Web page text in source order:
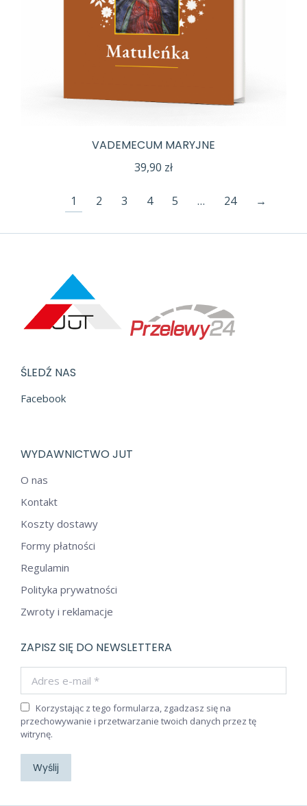
VADEMECUM MARYJNE
39,90 zł
1 2 3 4 5 … 24 →
ŚLEDŹ NAS
Facebook
WYDAWNICTWO JUT
O nas
Kontakt
Koszty dostawy
Formy płatności
Regulamin
Polityka prywatności
Zwroty i reklamacje
ZAPISZ SIĘ DO NEWSLETTERA
Korzystając z tego formularza, zgadzasz się na
przechowywanie i przetwarzanie twoich danych przez tę
witrynę.
Wyślij